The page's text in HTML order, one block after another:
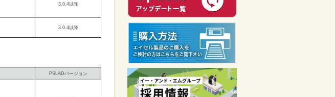
3.0.4以降
3.0.4以降
PSLADバージョン